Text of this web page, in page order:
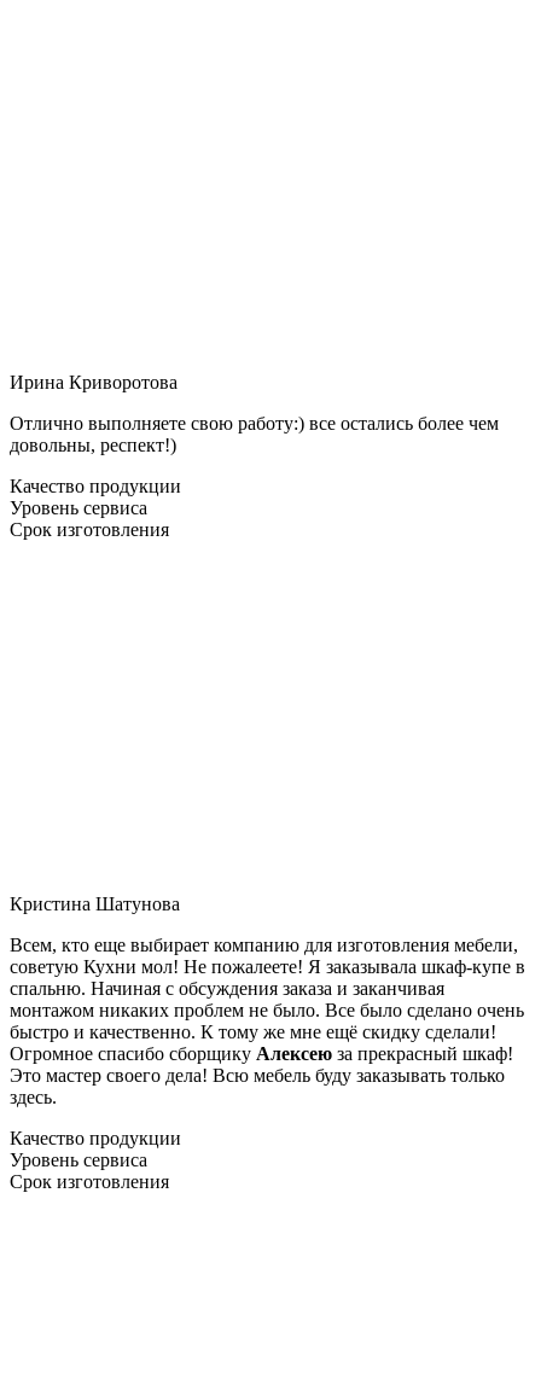
Ирина Криворотова
Отлично выполняете свою работу:) все остались более чем
довольны, респект!)
Качество продукции
Уровень сервиса
Срок изготовления
Кристина Шатунова
Всем, кто еще выбирает компанию для изготовления мебели,
советую Кухни мол! Не пожалеете! Я заказывала шкаф-купе в
спальню. Начиная с обсуждения заказа и заканчивая
монтажом никаких проблем не было. Все было сделано очень
быстро и качественно. К тому же мне ещё скидку сделали!
Огромное спасибо сборщику Алексею за прекрасный шкаф!
Это мастер своего дела! Всю мебель буду заказывать только
здесь.
Качество продукции
Уровень сервиса
Срок изготовления